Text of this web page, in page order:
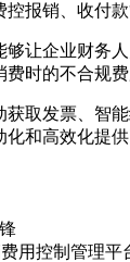
报销、收付
让企业财务
时的不合规
取发票、智
和高效化提供
用控制管理